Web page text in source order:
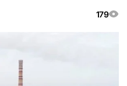
179